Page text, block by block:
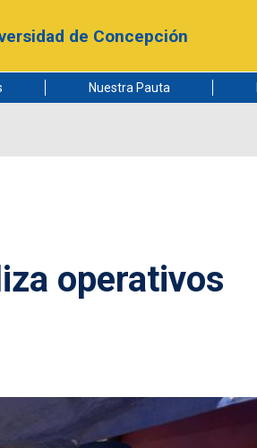
de Concepción
Nuestra Pauta
operativos